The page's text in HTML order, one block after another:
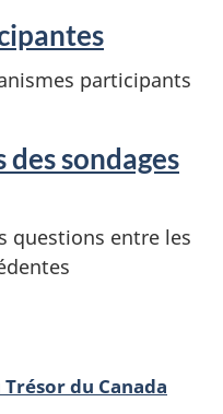
participants
sondages
questions entre les
du Canada